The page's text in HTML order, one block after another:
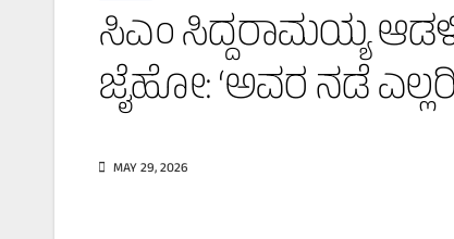
ಸಿಎಂ ಸಿದ್ದರಾಮಯ್ಯ
ಜೈಹೋ: ‘ಅವರ ನಡೆ
MAY 29, 2026